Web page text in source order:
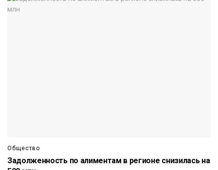
Общество
Задолженность по алиментам в регионе снизилась на